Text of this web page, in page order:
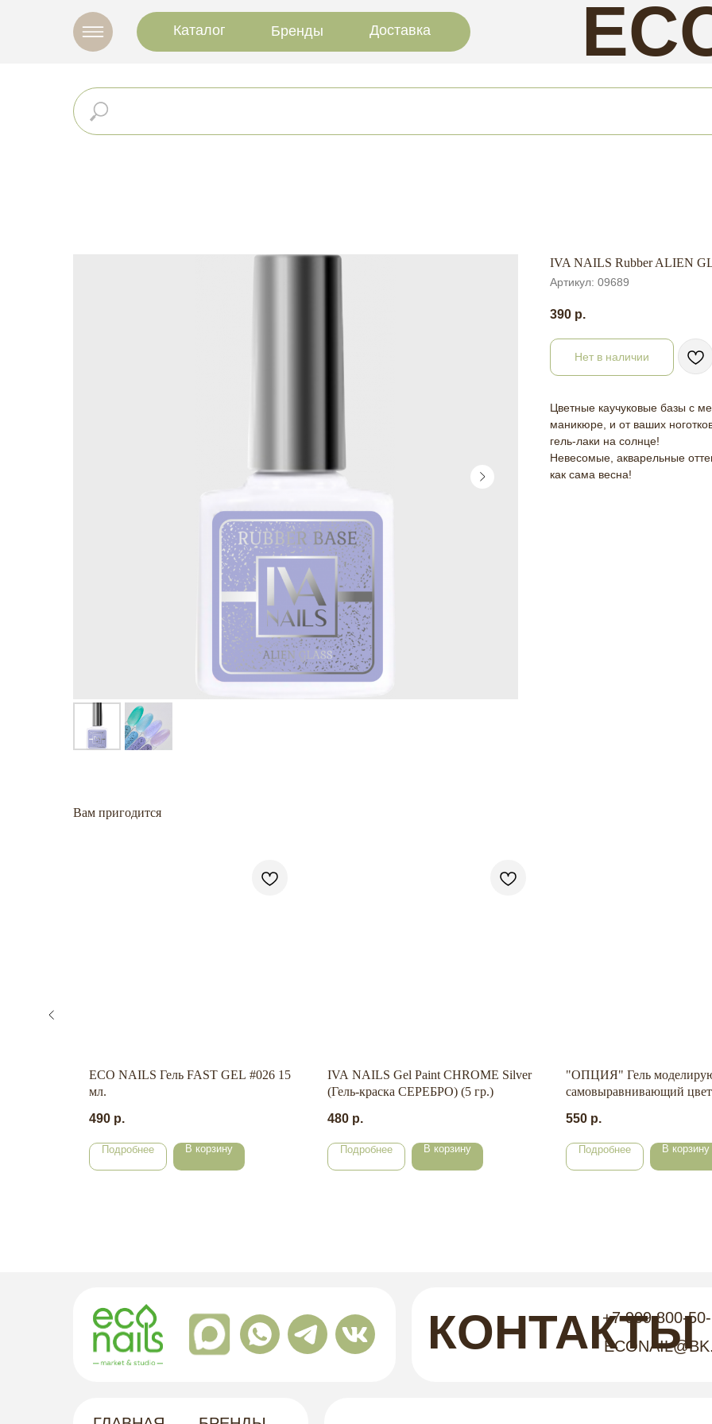
Доставка
Каталог Бренды
IVA NAILS Rubber ALIEN
Артикул: 09689
390 р.
Нет в наличии
Цветные каучуковые базы с
маникюре, и от ваших
гель-лаки на солнце!
Невесомые, акварельные
как сама весна!
Вам пригодится
ECO NAILS Гель FAST GEL #026 15
мл.
490 р.
Подробнее В корзину
IVA NAILS Gel Paint CHROME Silver
(Гель-краска СЕРЕБРО) (5 гр.)
480 р.
Подробнее В корзину
"ОПЦИЯ" Гель
самовыравнивающий
550 р.
Подробнее В корзину
КОНТАКТЫ
+7 909 800-